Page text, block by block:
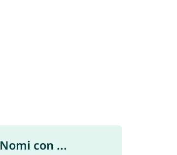
Nomi con ...